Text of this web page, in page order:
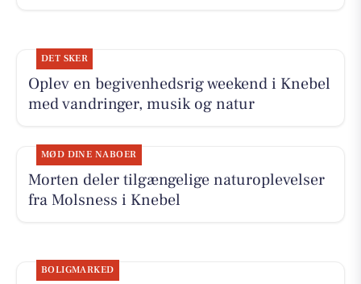
DET SKER
Oplev en begivenhedsrig weekend i Knebel
med vandringer, musik og natur
MØD DINE NABOER
Morten deler tilgængelige naturoplevelser
fra Molsness i Knebel
BOLIGMARKED